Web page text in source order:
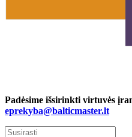
Padėsime išsirinkti virtuvės
eprekyba@balticmaster.lt